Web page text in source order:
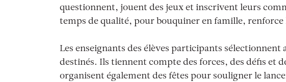
questionnent, jouent des jeux et inscrivent leurs
temps de qualité, pour bouquiner en famille, renforce
Les enseignants des élèves participants sélectionnent
destinés. Ils tiennent compte des forces, des défis et
organisent également des fêtes pour souligner le